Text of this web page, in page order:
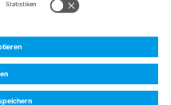
SIE UNS AUF:
Stiftungen